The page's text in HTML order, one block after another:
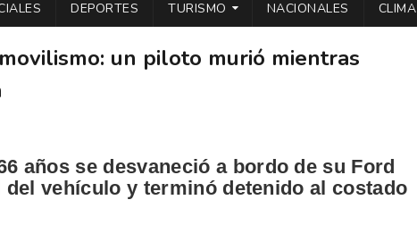
DEPORTES TURISMO NACIONALES CLIMA
un piloto murió mientras
años se desvaneció a bordo de su Ford
vehículo y terminó detenido al costado